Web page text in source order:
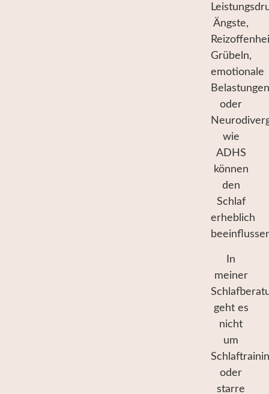
Ängste,
Grübeln,
emotionale
oder
wie
ADHS
können
den
Schlaf
erheblich
In
meiner
geht es
nicht
um
oder
starre